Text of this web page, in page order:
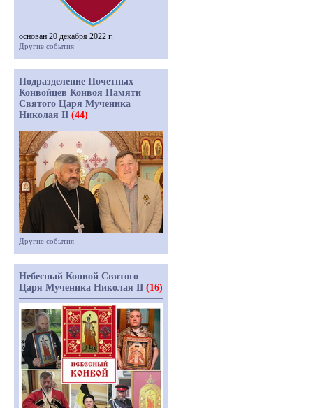
основан 20 декабря 2022 г.
Другие события
Подразделение Почетных
Конвойцев Конвоя Памяти
Святого Царя Мученика
Николая II (44)
Другие события
Небесный Конвой Святого
Царя Мученика Николая II (16)